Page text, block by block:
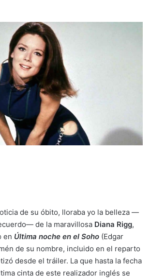
de su óbito, lloraba yo la belleza —
de la maravillosa Diana Rigg,
en Última noche en el Soho (Edgar
de su nombre, incluido en el reparto
desde el tráiler. La que hasta la fecha
cinta de este realizador inglés se